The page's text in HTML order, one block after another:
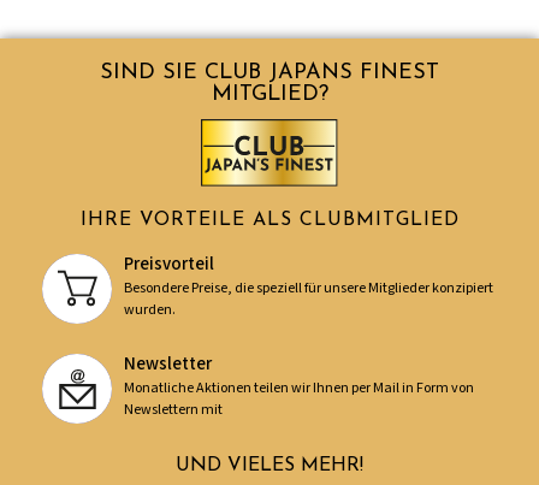
SIND SIE CLUB JAPANS FINEST
MITGLIED?
IHRE VORTEILE ALS CLUBMITGLIED
Preisvorteil
Besondere Preise, die speziell für unsere Mitglieder konzipiert
wurden.
Newsletter
Monatliche Aktionen teilen wir Ihnen per Mail in Form von
Newslettern mit
UND VIELES MEHR!